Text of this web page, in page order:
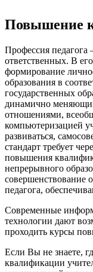
Повышение
Профессия
ответственных. В
формирование
образования в
государственных
динамично
отношениями,
компьютеризацией
развиваться,
стандарт требует
повышения
непрерывного
совершенствование
педагога,
Современные
технологии дают
проходить курсы
Если Вы не знаете,
квалификации